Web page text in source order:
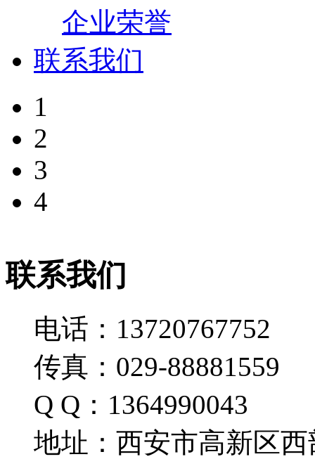
企业荣誉
联系我们
1
2
3
4
联系我们
电话：13720767752
传真：029-88881559
Q Q：1364990043
地址：西安市高新区西